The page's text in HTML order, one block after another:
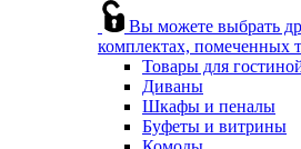
Вы можете выбрать
комплектах, помеченных
Товары для
Диваны
Шкафы и пеналы
Буфеты и витрины